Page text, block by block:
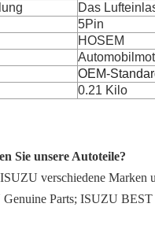
Das
5Pin
HOSEM
OEM-
0.21 Kilo
Sie unsere Autoteile?
verschiedene Marken
Parts; ISUZU